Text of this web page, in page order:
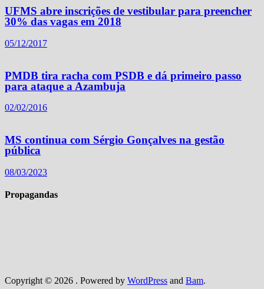
UFMS abre inscrições de vestibular para preencher
30% das vagas em 2018
05/12/2017
PMDB tira racha com PSDB e dá primeiro passo
para ataque a Azambuja
02/02/2016
MS continua com Sérgio Gonçalves na gestão
pública
08/03/2023
Propagandas
Copyright © 2026 . Powered by WordPress and Bam.